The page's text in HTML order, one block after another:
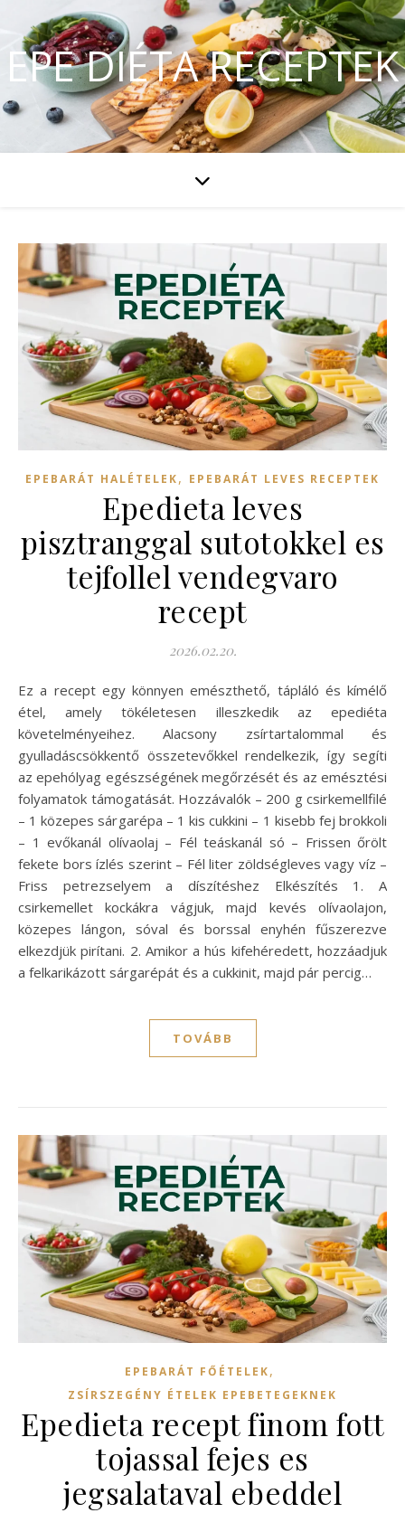
EPE DIÉTA RECEPTEK
EPEBARÁT HALÉTELEK, EPEBARÁT LEVES RECEPTEK
Epedieta leves
pisztranggal sutotokkel es
tejfollel vendegvaro
recept
2026.02.20.
Ez a recept egy könnyen emészthető, tápláló és kímélő
étel, amely tökéletesen illeszkedik az epediéta
követelményeihez. Alacsony zsírtartalommal és
gyulladáscsökkentő összetevőkkel rendelkezik, így segíti
az epehólyag egészségének megőrzését és az emésztési
folyamatok támogatását. Hozzávalók – 200 g csirkemellfilé
– 1 közepes sárgarépa – 1 kis cukkini – 1 kisebb fej brokkoli
– 1 evőkanál olívaolaj – Fél teáskanál só – Frissen őrölt
fekete bors ízlés szerint – Fél liter zöldségleves vagy víz –
Friss petrezselyem a díszítéshez Elkészítés 1. A
csirkemellet kockákra vágjuk, majd kevés olívaolajon,
közepes lángon, sóval és borssal enyhén fűszerezve
elkezdjük pirítani. 2. Amikor a hús kifehéredett, hozzáadjuk
a felkarikázott sárgarépát és a cukkinit, majd pár percig…
TOVÁBB
EPEBARÁT FŐÉTELEK,
ZSÍRSZEGÉNY ÉTELEK EPEBETEGEKNEK
Epedieta recept finom fott
tojassal fejes es
jegsalataval ebeddel